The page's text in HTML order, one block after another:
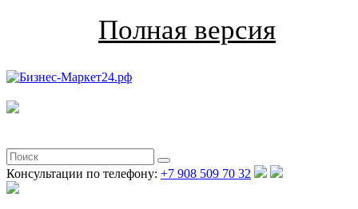
Полная версия
Консультации по телефону: +7 908 509 70 32